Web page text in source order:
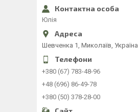
Юлія
Шевченка 1, Миколаїв, Україна
+380 (67) 783-48-96
+48 (696) 86-49-78
+380 (50) 378-28-00